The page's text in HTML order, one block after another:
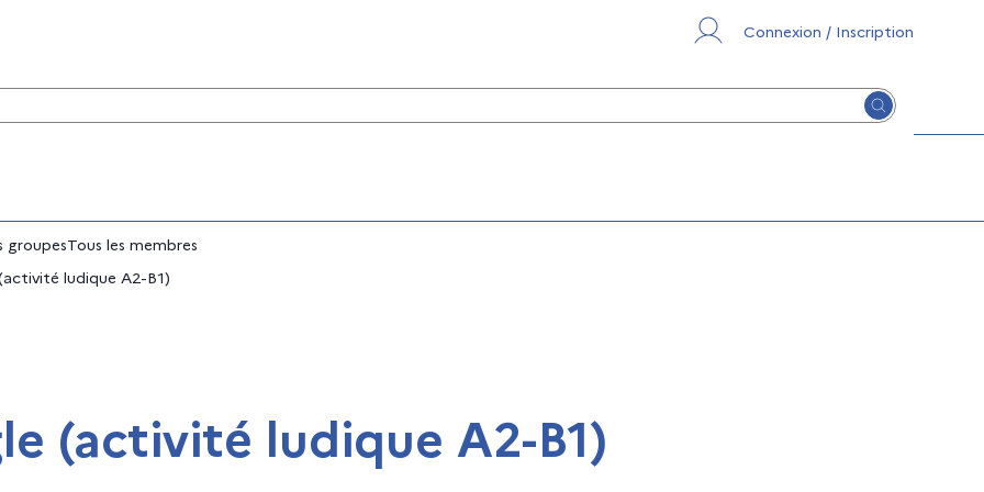
Connexion / Inscription
groupesTous les membres
Lancer la
ludique A2-B1)
(activité ludique A2-B1)